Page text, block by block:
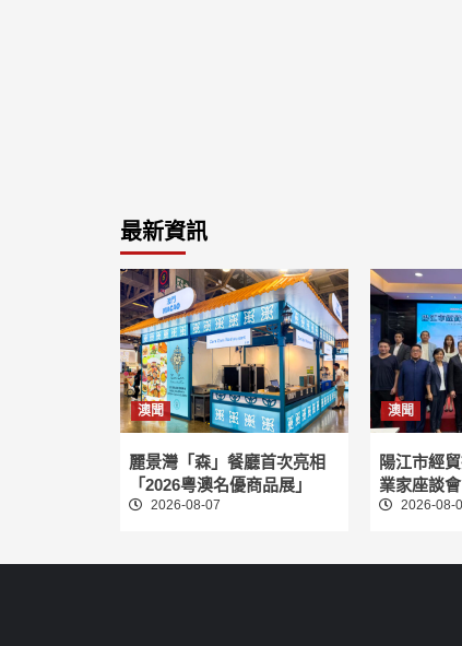
最新資訊
澳聞
麗景灣「森」餐廳首次亮相
「2026粵澳名優商品展」
2026-08-07
澳聞
陽江市經
業家座談會
2026-08-